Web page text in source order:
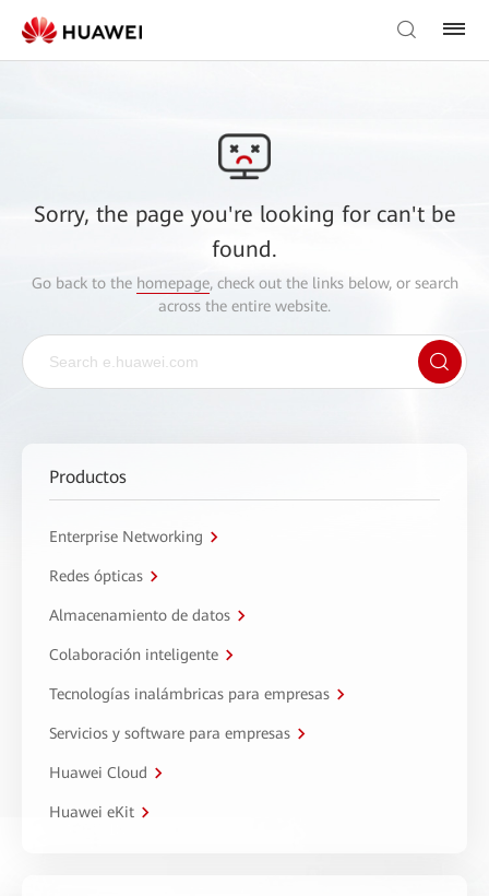
Sorry, the page you're looking for can't be
found.
Go back to the homepage, check out the links below, or search
across the entire website.
Productos
Enterprise Networking
Redes ópticas
Almacenamiento de datos
Colaboración inteligente
Tecnologías inalámbricas para empresas
Servicios y software para empresas
Huawei Cloud
Huawei eKit